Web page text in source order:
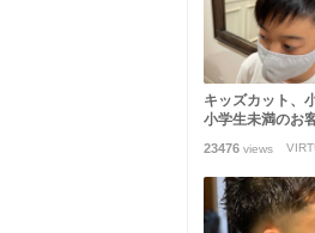
キッズカット、
小学生未満のお
23476 views